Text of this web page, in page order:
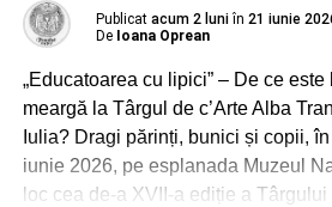
Publicat acum 2 luni în 21 iunie
De Ioana Oprean
„Educatoarea cu lipici” – De ce
meargă la Târgul de c’Arte Alba
Iulia? Dragi părinți, bunici și copii,
iunie 2026, pe esplanada Muzeul
loc cea de-a XVII-a ediție a Târgului